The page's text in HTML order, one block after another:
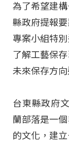
為了希望建
縣政府提報
專案小組特
了解工藝保
未來保存方
台東縣政府
蘭部落是一
的文化，建